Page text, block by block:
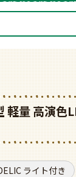
量 高演
ライト付き